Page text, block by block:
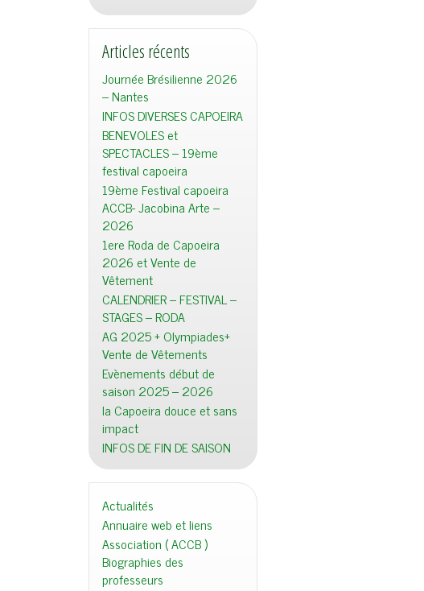
Articles récents
Journée Brésilienne 2026
– Nantes
INFOS DIVERSES CAPOEIRA
BENEVOLES et
SPECTACLES – 19ème
festival capoeira
19ème Festival capoeira
ACCB- Jacobina Arte –
2026
1ere Roda de Capoeira
2026 et Vente de
Vêtement
CALENDRIER – FESTIVAL –
STAGES – RODA
AG 2025 + Olympiades+
Vente de Vêtements
Evènements début de
saison 2025 – 2026
la Capoeira douce et sans
impact
INFOS DE FIN DE SAISON
Actualités
Annuaire web et liens
Association ( ACCB )
Biographies des
professeurs